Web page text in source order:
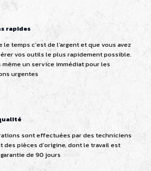
rapides
le temps c’est de l’argent et que vous avez
vos outils le plus rapidement possible.
même un service immédiat pour les
urgentes
sont effectuées par des techniciens
pièces d’origine, dont le travail est
de 90 jours